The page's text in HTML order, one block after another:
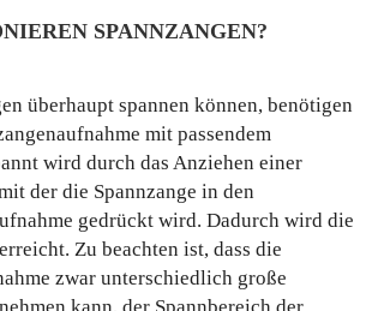
SPANNZANGEN?
überhaupt spannen können, benötigen
mit passendem
wird durch das Anziehen einer
der die Spannzange in den
gedrückt wird. Dadurch wird die
Zu beachten ist, dass die
zwar unterschiedlich große